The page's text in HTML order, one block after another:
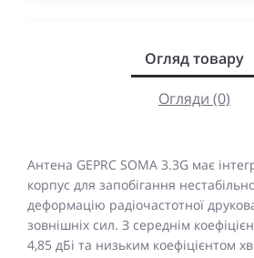
Огляд товару
Огляди (0)
Антена GEPRC SOMA 3.3G має
корпус для запобігання
деформацію радіочастотної
зовнішніх сил. З середнім
4,85 дБі та низьким коефіцієнтом